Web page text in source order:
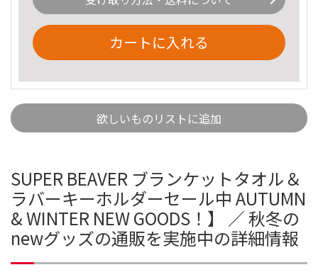
カートに入れる
欲しいものリストに追加
SUPER BEAVER ブランケットタオル＆
ラバーキーホルダーセール中 AUTUMN
& WINTER NEW GOODS！】 ／ 秋冬の
newグッズの通販を実施中の詳細情報